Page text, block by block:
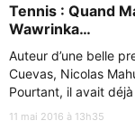
Tennis : Quand
Wawrinka…
Auteur d’une belle
Cuevas, Nicolas
Pourtant, il avait
11 mai 2016 à 13h35